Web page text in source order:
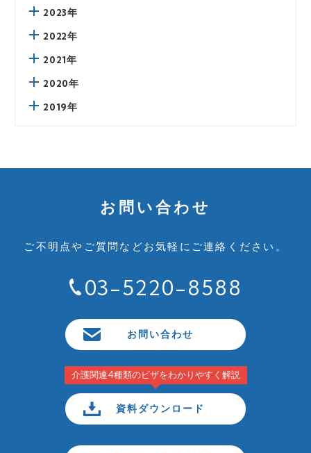
2023年
2022年
2021年
2020年
2019年
お問い合わせ
ご不明点やご質問などお気軽にご連絡ください。
03-5220-8588
お問い合わせ
介護関連4種類のビザをわかりやすく解説
資料ダウンロード